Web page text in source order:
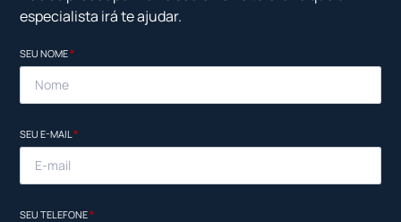
especialista irá te ajudar.
SEU NOME*
SEU E-MAIL*
SEU TELEFONE*